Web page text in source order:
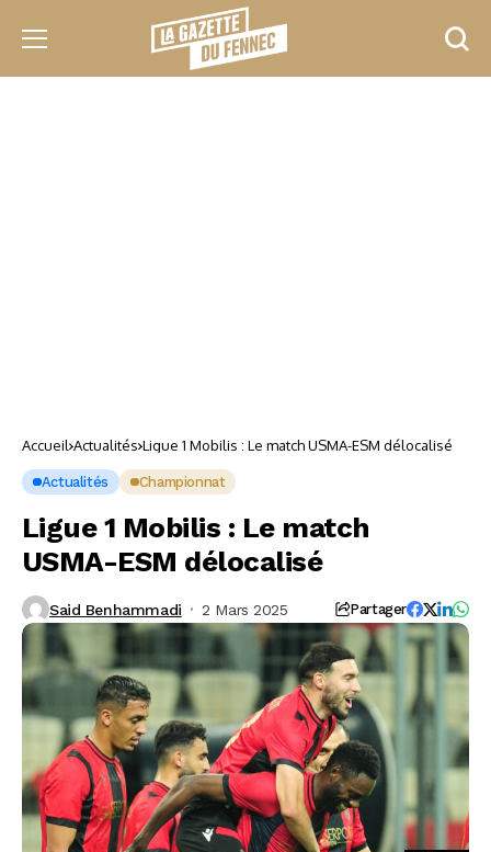
Accueil Actualités Ligue 1 Mobilis : Le match USMA-ESM délocalisé
Actualités Championnat
Ligue 1 Mobilis : Le match
USMA-ESM délocalisé
Said Benhammadi 2 Mars 2025 Partager